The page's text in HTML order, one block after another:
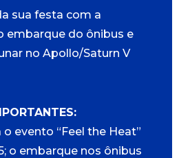
sua festa com a
embarque do ônibus e
no Apollo/Saturn V
o evento “Feel the Heat”
o embarque nos ônibus